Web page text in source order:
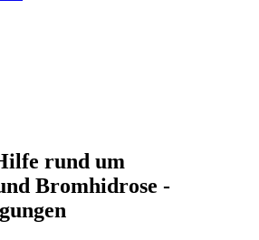
rund um
Bromhidrose -